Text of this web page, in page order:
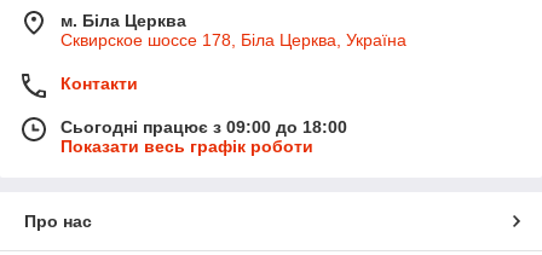
м. Біла Церква
Сквирское шоссе 178, Біла Церква, Україна
Контакти
Сьогодні працює з 09:00 до 18:00
Показати весь графік роботи
Про нас